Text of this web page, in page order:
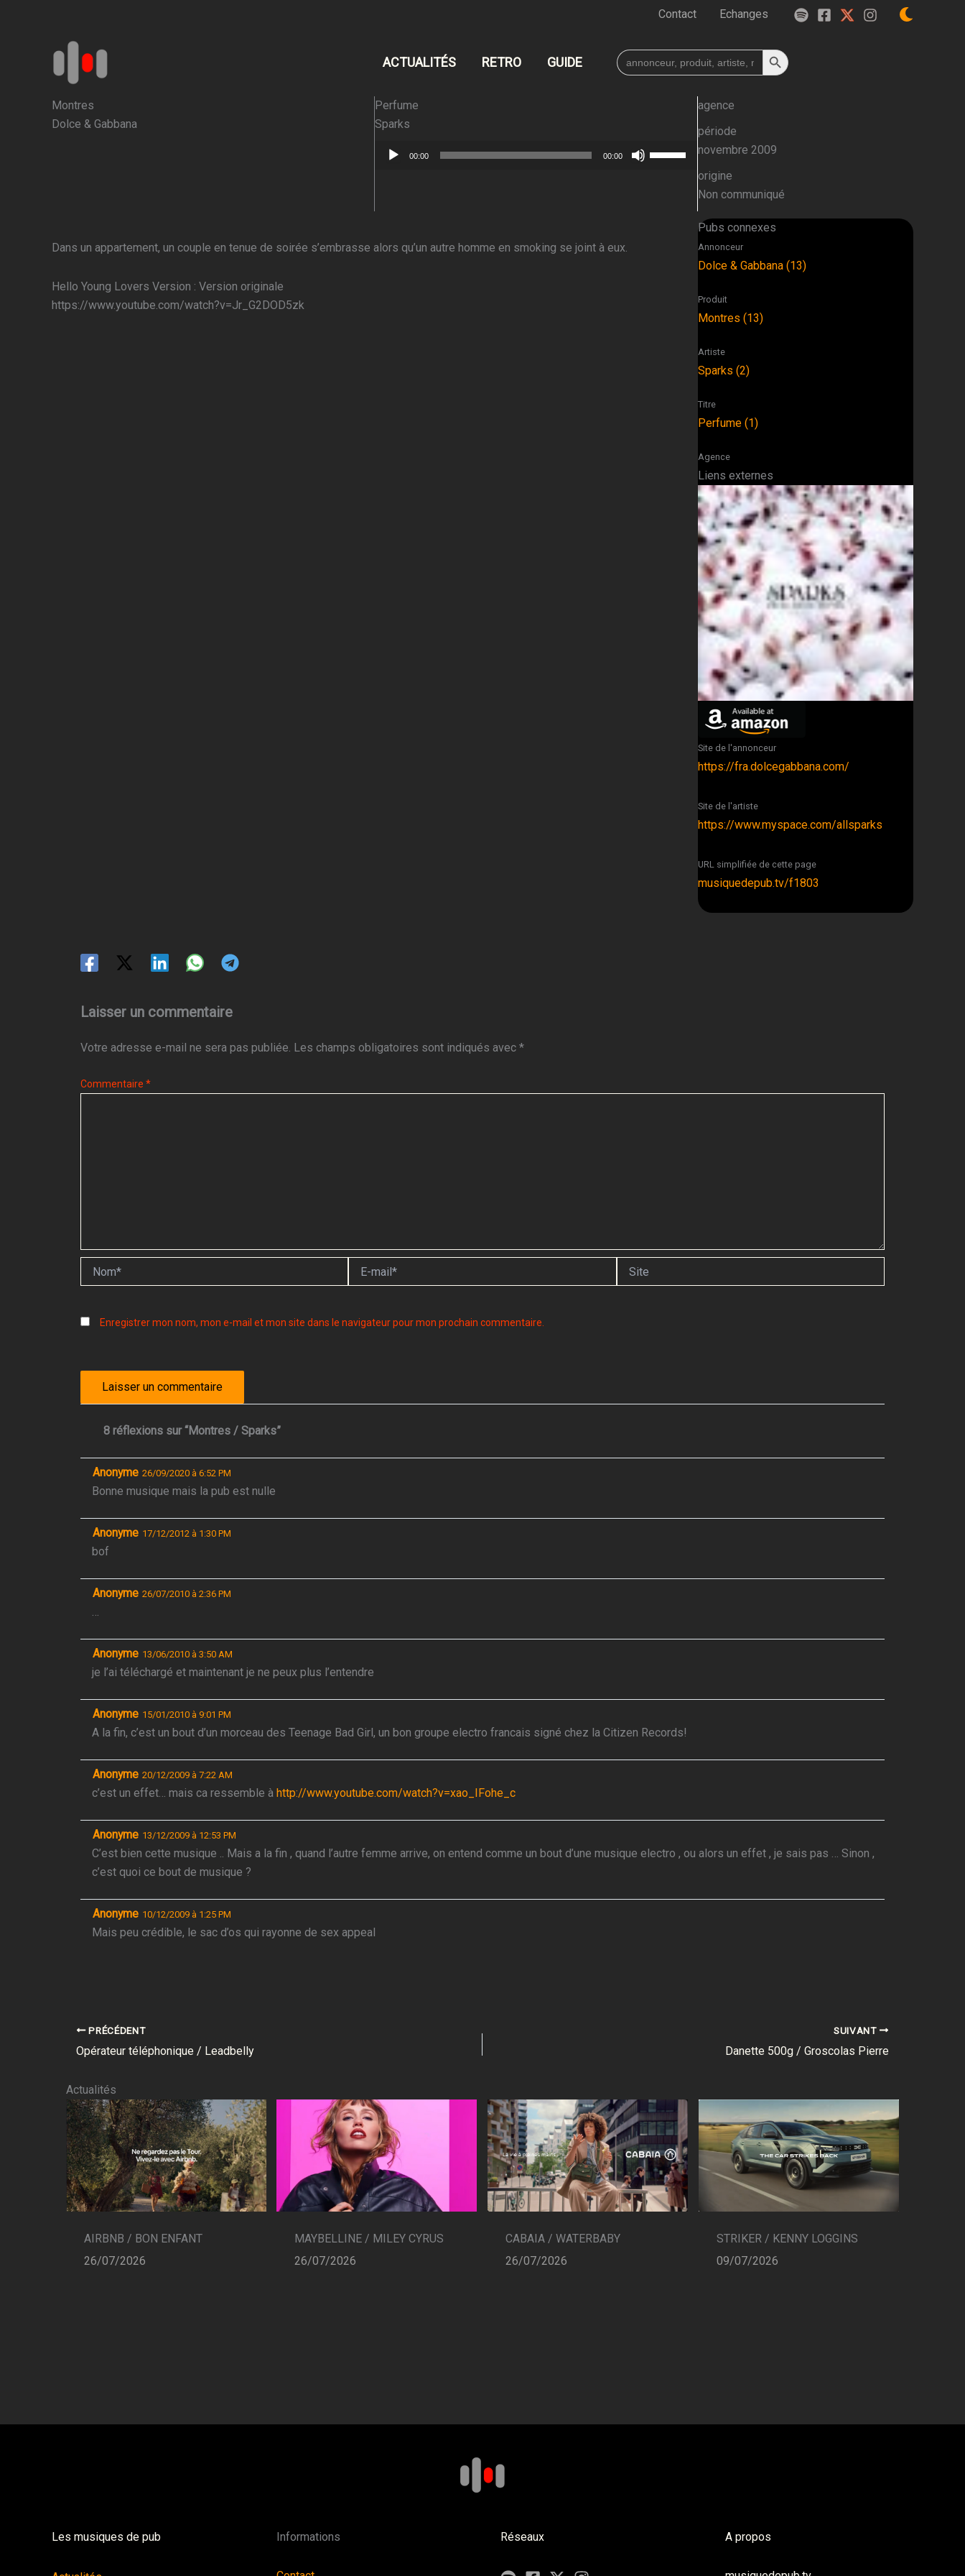
Contact Echanges
ACTUALITÉS RETRO GUIDE
Search
for:
Search Button
Montres
Dolce & Gabbana
Perfume
Sparks
Lecteur 00:00 00:00
augmenter
agence
période
novembre 2009
origine
Non communiqué
Dans un appartement, un couple en tenue de soirée s’embrasse alors qu’un autre homme en smoking se joint à eux.
Hello Young Lovers Version : Version originale
https://www.youtube.com/watch?v=Jr_G2DOD5zk
Pubs connexes
Annonceur
Dolce & Gabbana (13)
Produit
Montres (13)
Artiste
Sparks (2)
Titre
Perfume (1)
Agence
Liens externes
Site de l'annonceur
https://fra.dolcegabbana.com/
Site de l'artiste
https://www.myspace.com/allsparks
URL simplifiée de cette page
musiquedepub.tv/f1803
Laisser un commentaire
Votre adresse e-mail ne sera pas publiée. Les champs obligatoires sont indiqués avec *
Commentaire *
mail*
Enregistrer mon nom, mon e-mail et mon site dans le navigateur pour mon prochain commentaire.
8 réflexions sur “Montres / Sparks”
Anonyme 26/09/2020 à 6:52 PM
Bonne musique mais la pub est nulle
Anonyme 17/12/2012 à 1:30 PM
bof
Anonyme 26/07/2010 à 2:36 PM
…
Anonyme 13/06/2010 à 3:50 AM
je l’ai téléchargé et maintenant je ne peux plus l’entendre
Anonyme 15/01/2010 à 9:01 PM
A la fin, c’est un bout d’un morceau des Teenage Bad Girl, un bon groupe electro francais signé chez la Citizen Records!
Anonyme 20/12/2009 à 7:22 AM
c’est un effet… mais ca ressemble à http://www.youtube.com/watch?v=xao_IFohe_c
Anonyme 13/12/2009 à 12:53 PM
C’est bien cette musique .. Mais a la fin , quand l’autre femme arrive, on entend comme un bout d’une musique electro , ou alors un effet , je sais pas … Sinon ,
c’est quoi ce bout de musique ?
Anonyme 10/12/2009 à 1:25 PM
Mais peu crédible, le sac d’os qui rayonne de sex appeal
PRÉCÉDENT
Opérateur téléphonique / Leadbelly
SUIVANT
Danette 500g / Groscolas Pierre
Actualités
AIRBNB / BON ENFANT
26/07/2026
MAYBELLINE / MILEY CYRUS
26/07/2026
CABAIA / WATERBABY
26/07/2026
STRIKER / KENNY LOGGINS
09/07/2026
Les musiques de pub Informations Réseaux A propos